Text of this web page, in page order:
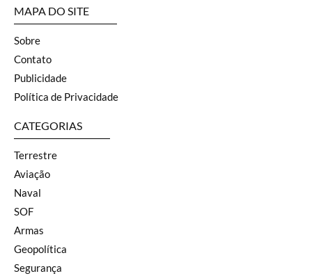
MAPA DO SITE
Sobre
Contato
Publicidade
Política de Privacidade
CATEGORIAS
Terrestre
Aviação
Naval
SOF
Armas
Geopolítica
Segurança